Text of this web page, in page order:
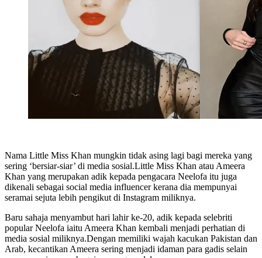
Nama Little Miss Khan mungkin tidak asing lagi bagi mereka yang
sering ‘bersiar-siar’ di media sosial.Little Miss Khan atau Ameera
Khan yang merupakan adik kepada pengacara Neelofa itu juga
dikenali sebagai social media influencer kerana dia mempunyai
seramai sejuta lebih pengikut di Instagram miliknya.
Baru sahaja menyambut hari lahir ke-20, adik kepada selebriti
popular Neelofa iaitu Ameera Khan kembali menjadi perhatian di
media sosial miliknya.Dengan memiliki wajah kacukan Pakistan dan
Arab, kecantikan Ameera sering menjadi idaman para gadis selain